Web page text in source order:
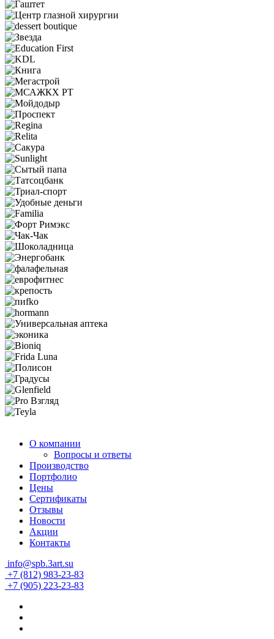
О компании
Вопросы и ответы
Производство
Портфолио
Цены
Сертификаты
Отзывы
Новости
Акции
Контакты
info@spb.3art.su
+7 (812) 983-23-83
+7 (905) 223-23-83